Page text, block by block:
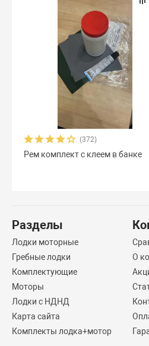
(372)
Рем комплект с клеем в банке
Разделы
Лодки моторные
Гребные лодки
Комплектующие
Моторы
Лодки с НДНД
Карта сайта
Комплекты лодка+мотор
О